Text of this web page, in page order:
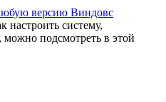
версию Виндовс
настроить систему,
подсмотреть в этой